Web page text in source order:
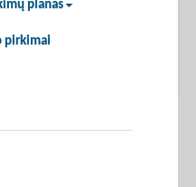
planas
pirkimai